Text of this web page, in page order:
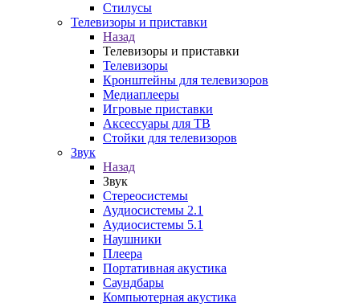
Стилусы
Телевизоры и приставки
Назад
Телевизоры и приставки
Телевизоры
Кронштейны для телевизоров
Медиаплееры
Игровые приставки
Аксессуары для ТВ
Стойки для телевизоров
Звук
Назад
Звук
Стереосистемы
Аудиосистемы 2.1
Аудиосистемы 5.1
Наушники
Плеера
Портативная акустика
Саундбары
Компьютерная акустика